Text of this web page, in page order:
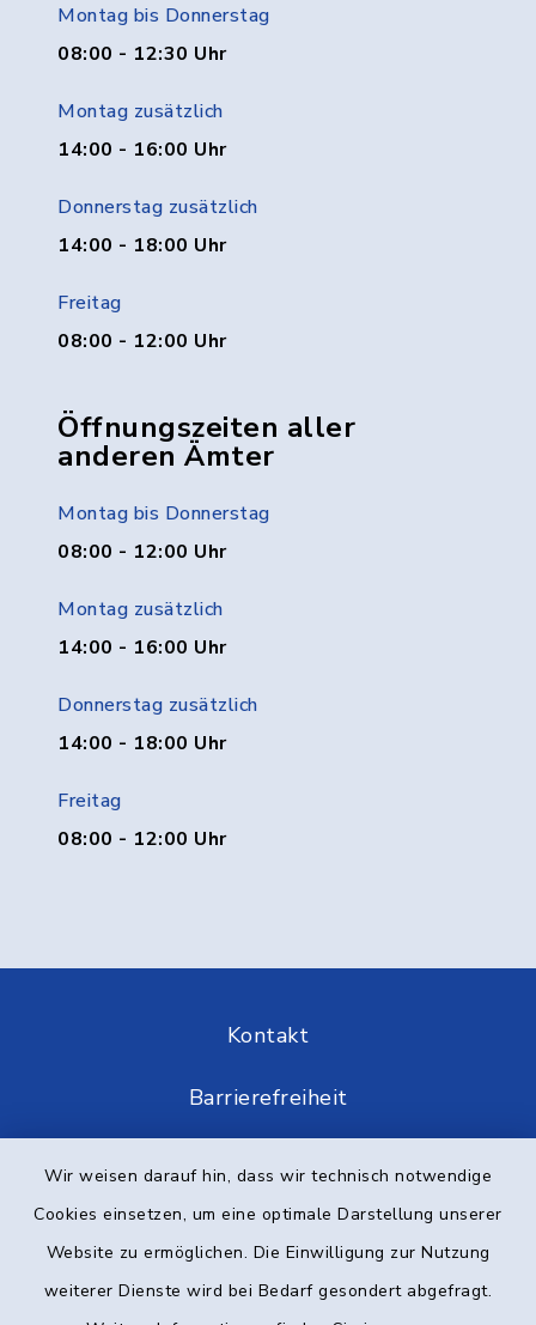
Wir weisen darauf hin, dass wir technisch notwendige
Cookies einsetzen, um eine optimale Darstellung unserer
Website zu ermöglichen. Die Einwilligung zur Nutzung
weiterer Dienste wird bei Bedarf gesondert abgefragt.
Montag bis Donnerstag
08:00 - 12:30 Uhr
Montag zusätzlich
14:00 - 16:00 Uhr
Donnerstag zusätzlich
14:00 - 18:00 Uhr
Freitag
08:00 - 12:00 Uhr
Öffnungszeiten aller
anderen Ämter
Montag bis Donnerstag
08:00 - 12:00 Uhr
Montag zusätzlich
14:00 - 16:00 Uhr
Donnerstag zusätzlich
14:00 - 18:00 Uhr
Freitag
08:00 - 12:00 Uhr
Kontakt
Barrierefreiheit
Impressum
Elektronische Kommunikation